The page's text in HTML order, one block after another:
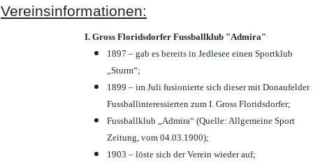
Vereinsinformationen:
I. Gross Floridsdorfer Fussballklub "Admira"
1897 – gab es bereits in Jedlesee einen Sportklub
„Sturm“;
1899 – im Juli fusionierte sich dieser mit Donaufelder
Fussballinteressierten zum I. Gross Floridsdorfer;
Fussballklub „Admira“ (Quelle: Allgemeine Sport
Zeitung, vom 04.03.1900);
1903 – löste sich der Verein wieder auf;